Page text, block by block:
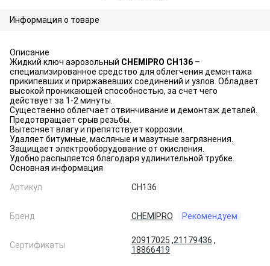
Информация о товаре
Описание
Жидкий ключ аэрозольный CHEMIPRO CH136 –
специализированное средство для облегчения демонтажа
прикипевших и приржавевших соединений и узлов. Обладает
высокой проникающей способностью, за счет чего
действует за 1-2 минуты.
Существенно облегчает отвинчивание и демонтаж деталей.
Предотвращает срыв резьбы.
Вытесняет влагу и препятствует коррозии.
Удаляет битумные, масляные и мазутные загрязнения.
Защищает электрооборудование от окисления.
Удобно распыляется благодаря удлинительной трубке.
Основная информация
Артикул
CH136
Бренд CHEMIPRO Рекомендуем
Сертификаты 20917025 ,21179436 ,
18866419